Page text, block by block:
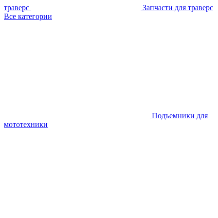
траверс
Запчасти для траверс
Все категории
Подъемники для
мототехники